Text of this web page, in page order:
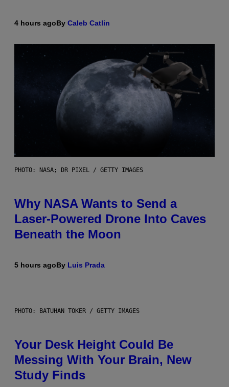
4 hours agoBy Caleb Catlin
PHOTO: NASA; DR PIXEL / GETTY IMAGES
Why NASA Wants to Send a
Laser-Powered Drone Into Caves
Beneath the Moon
5 hours agoBy Luis Prada
PHOTO: BATUHAN TOKER / GETTY IMAGES
Your Desk Height Could Be
Messing With Your Brain, New
Study Finds